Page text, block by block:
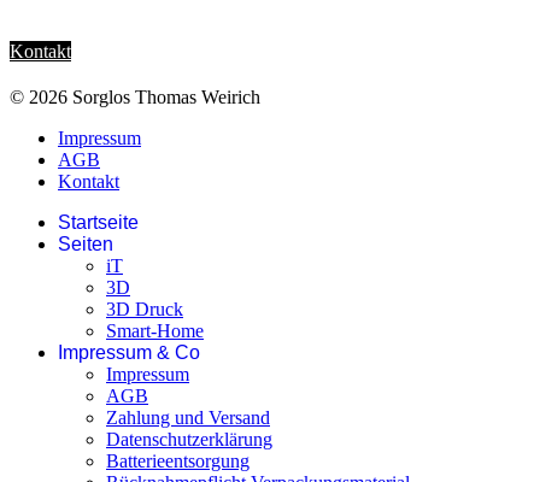
Kontakt
© 2026 Sorglos Thomas Weirich
Impressum
AGB
Kontakt
Startseite
Seiten
iT
3D
3D Druck
Smart-Home
Impressum & Co
Impressum
AGB
Zahlung und Versand
Datenschutzerklärung
Batterieentsorgung